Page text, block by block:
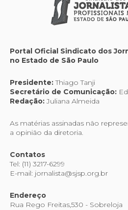
Portal Oficial Sindicato dos
no Estado de São Paulo
Presidente:Thiago Tanji
Secretário de Comunicação:
Redação:Juliana Almeida
As matérias assinadas não
a opinião da diretoria.
Contatos
Tel: (11) 3217-6299
E-mail: jornalista@sjsp.org.br
Endereço
Rua Rego Freitas,530 - Sobreloja